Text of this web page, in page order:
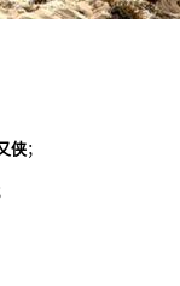
侠；